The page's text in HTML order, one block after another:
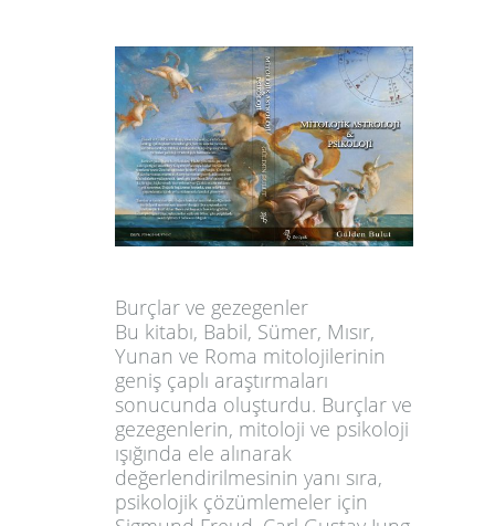
Burçlar ve gezegenler
Bu kitabı, Babil, Sümer, Mısır,
Yunan ve Roma mitolojilerinin
geniş çaplı araştırmaları
sonucunda oluşturdu. Burçlar ve
gezegenlerin, mitoloji ve psikoloji
ışığında ele alınarak
değerlendirilmesinin yanı sıra,
psikolojik çözümlemeler için